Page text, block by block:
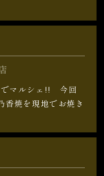
マルシェ!! 今回
香焼を現地でお焼き